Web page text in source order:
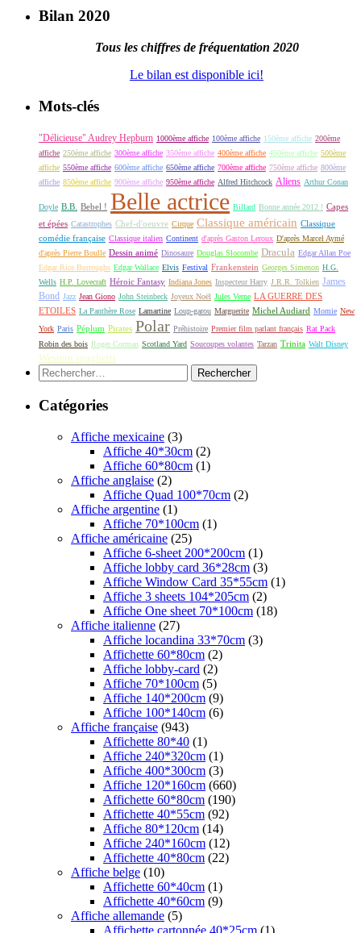
Bilan 2020
Tous les chiffres de fréquentation 2020
Le bilan est disponible ici!
Mots-clés
"Délicieuse" Audrey Hepburn 1000ème affiche 100ème affiche 150ème affiche 200ème
affiche 250ème affiche 300ème affiche 350ème affiche 400ème affiche 450ème affiche 500ème
affiche 550ème affiche 600ème affiche 650ème affiche 700ème affiche 750ème affiche 800ème
affiche 850ème affiche 900ème affiche 950ème affiche Alfred Hitchcock Aliens Arthur Conan
Doyle B.B. Bebel ! Belle actrice Billard Bonne année 2012 ! Capes
et épées Catastrophes Chef-d'oeuvre Cirque Classique américain Classique
comédie française Classique italien Continent d'après Gaston Leroux D'après Marcel Aymé
d'après Pierre Boulle Dessin animé Dinosaure Douglas Slocombe Dracula Edgar Allan Poe
Edgar Rice Burroughs Edgar Wallace Elvis Festival Frankenstein Georges Simenon H.G.
Wells H.P. Lovecraft Héroic Fantasy Indiana Jones Inspecteur Harry J.R.R. Tolkien James
Bond Jazz Jean Giono John Steinbeck Joyeux Noël Jules Verne LA GUERRE DES
ETOILES La Panthère Rose Lamartine Loup-garou Marguerite Michel Audiard Momie New
York Paris Péplum Pirates Polar Préhistoire Premier film parlant français Rat Pack
Robin des bois Roger Corman Scotland Yard Soucoupes volantes Tarzan Trinita Walt Disney
Western spaghetti
Rechercher :
Catégories
Affiche mexicaine (3)
Affiche 40*30cm (2)
Affiche 60*80cm (1)
Affiche anglaise (2)
Affiche Quad 100*70cm (2)
Affiche argentine (1)
Affiche 70*100cm (1)
Affiche américaine (25)
Affiche 6-sheet 200*200cm (1)
Affiche lobby card 36*28cm (3)
Affiche Window Card 35*55cm (1)
Affiche 3 sheets 104*205cm (2)
Affiche One sheet 70*100cm (18)
Affiche italienne (27)
Affiche locandina 33*70cm (3)
Affichette 60*80cm (2)
Affiche lobby-card (2)
Affiche 70*100cm (5)
Affiche 140*200cm (9)
Affiche 100*140cm (6)
Affiche française (943)
Affichette 80*40 (1)
Affiche 240*320cm (1)
Affiche 400*300cm (3)
Affiche 120*160cm (660)
Affichette 60*80cm (190)
Affichette 40*55cm (92)
Affiche 80*120cm (14)
Affiche 240*160cm (12)
Affichette 40*80cm (22)
Affiche belge (10)
Affichette 60*40cm (1)
Affichette 40*60cm (9)
Affiche allemande (5)
Affichette cartonnée 40*25cm (1)